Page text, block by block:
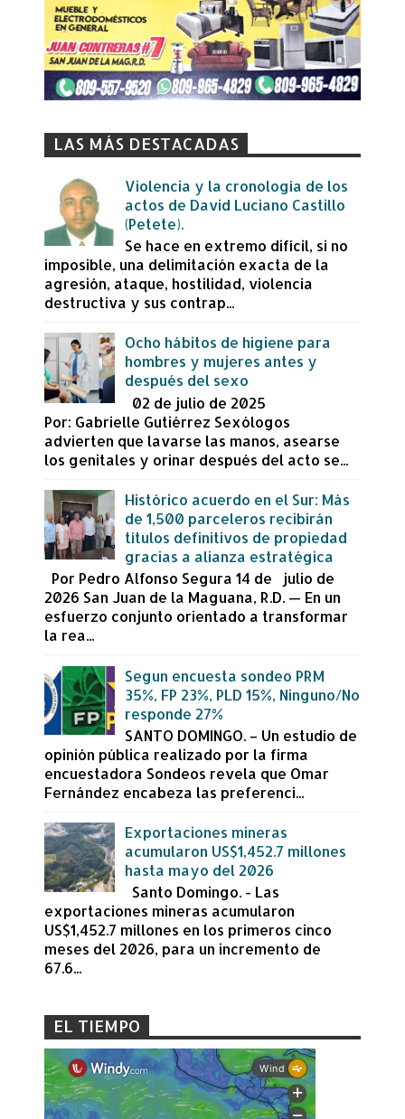
LAS MÁS DESTACADAS
Violencia y la cronología de los
actos de David Luciano Castillo
(Petete).
Se hace en extremo difícil, si no
imposible, una delimitación exacta de la
agresión, ataque, hostilidad, violencia
destructiva y sus contrap...
Ocho hábitos de higiene para
hombres y mujeres antes y
después del sexo
02 de julio de 2025
Por: Gabrielle Gutiérrez Sexólogos
advierten que lavarse las manos, asearse
los genitales y orinar después del acto se...
Histórico acuerdo en el Sur: Más
de 1,500 parceleros recibirán
títulos definitivos de propiedad
gracias a alianza estratégica
Por Pedro Alfonso Segura 14 de julio de
2026 San Juan de la Maguana, R.D. — En un
esfuerzo conjunto orientado a transformar
la rea...
Segun encuesta sondeo PRM
35%, FP 23%, PLD 15%, Ninguno/No
responde 27%
SANTO DOMINGO. – Un estudio de
opinión pública realizado por la firma
encuestadora Sondeos revela que Omar
Fernández encabeza las preferenci...
Exportaciones mineras
acumularon US$1,452.7 millones
hasta mayo del 2026
Santo Domingo. - Las
exportaciones mineras acumularon
US$1,452.7 millones en los primeros cinco
meses del 2026, para un incremento de
67.6...
EL TIEMPO